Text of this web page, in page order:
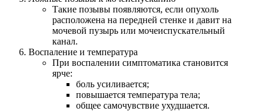
Такие позывы появляются, если опухоль
расположена на передней стенке и давит на
мочевой пузырь или мочеиспускательный
канал.
Воспаление и температура
При воспалении симптоматика становится
ярче:
боль усиливается;
повышается температура тела;
общее самочувствие ухудшается.